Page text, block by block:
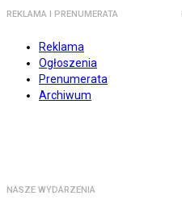
REKLAMA I PRENUMERATA
Reklama
Ogłoszenia
Prenumerata
Archiwum
NASZE WYDARZENIA